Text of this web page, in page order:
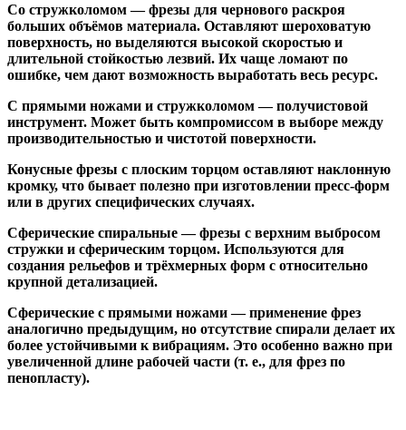
Со стружколомом— фрезы для чернового раскроя
больших объёмов материала. Оставляют шероховатую
поверхность, но выделяются высокой скоростью и
длительной стойкостью лезвий. Их чаще ломают по
ошибке, чем дают возможность выработать весь ресурс.
С прямыми ножами и стружколомом— получистовой
инструмент. Может быть компромиссом в выборе между
производительностью и чистотой поверхности.
Конусные фрезы с плоским торцом оставляют наклонную
кромку, что бывает полезно при изготовлении пресс-форм
или в других специфических случаях.
Сферические спиральные— фрезы с верхним выбросом
стружки и сферическим торцом. Используются для
создания рельефов и трёхмерных форм с относительно
крупной детализацией.
Сферические с прямыми ножами— применение фрез
аналогично предыдущим, но отсутствие спирали делает их
более устойчивыми к вибрациям. Это особенно важно при
увеличенной длине рабочей части (т. е., для фрез по
пенопласту).